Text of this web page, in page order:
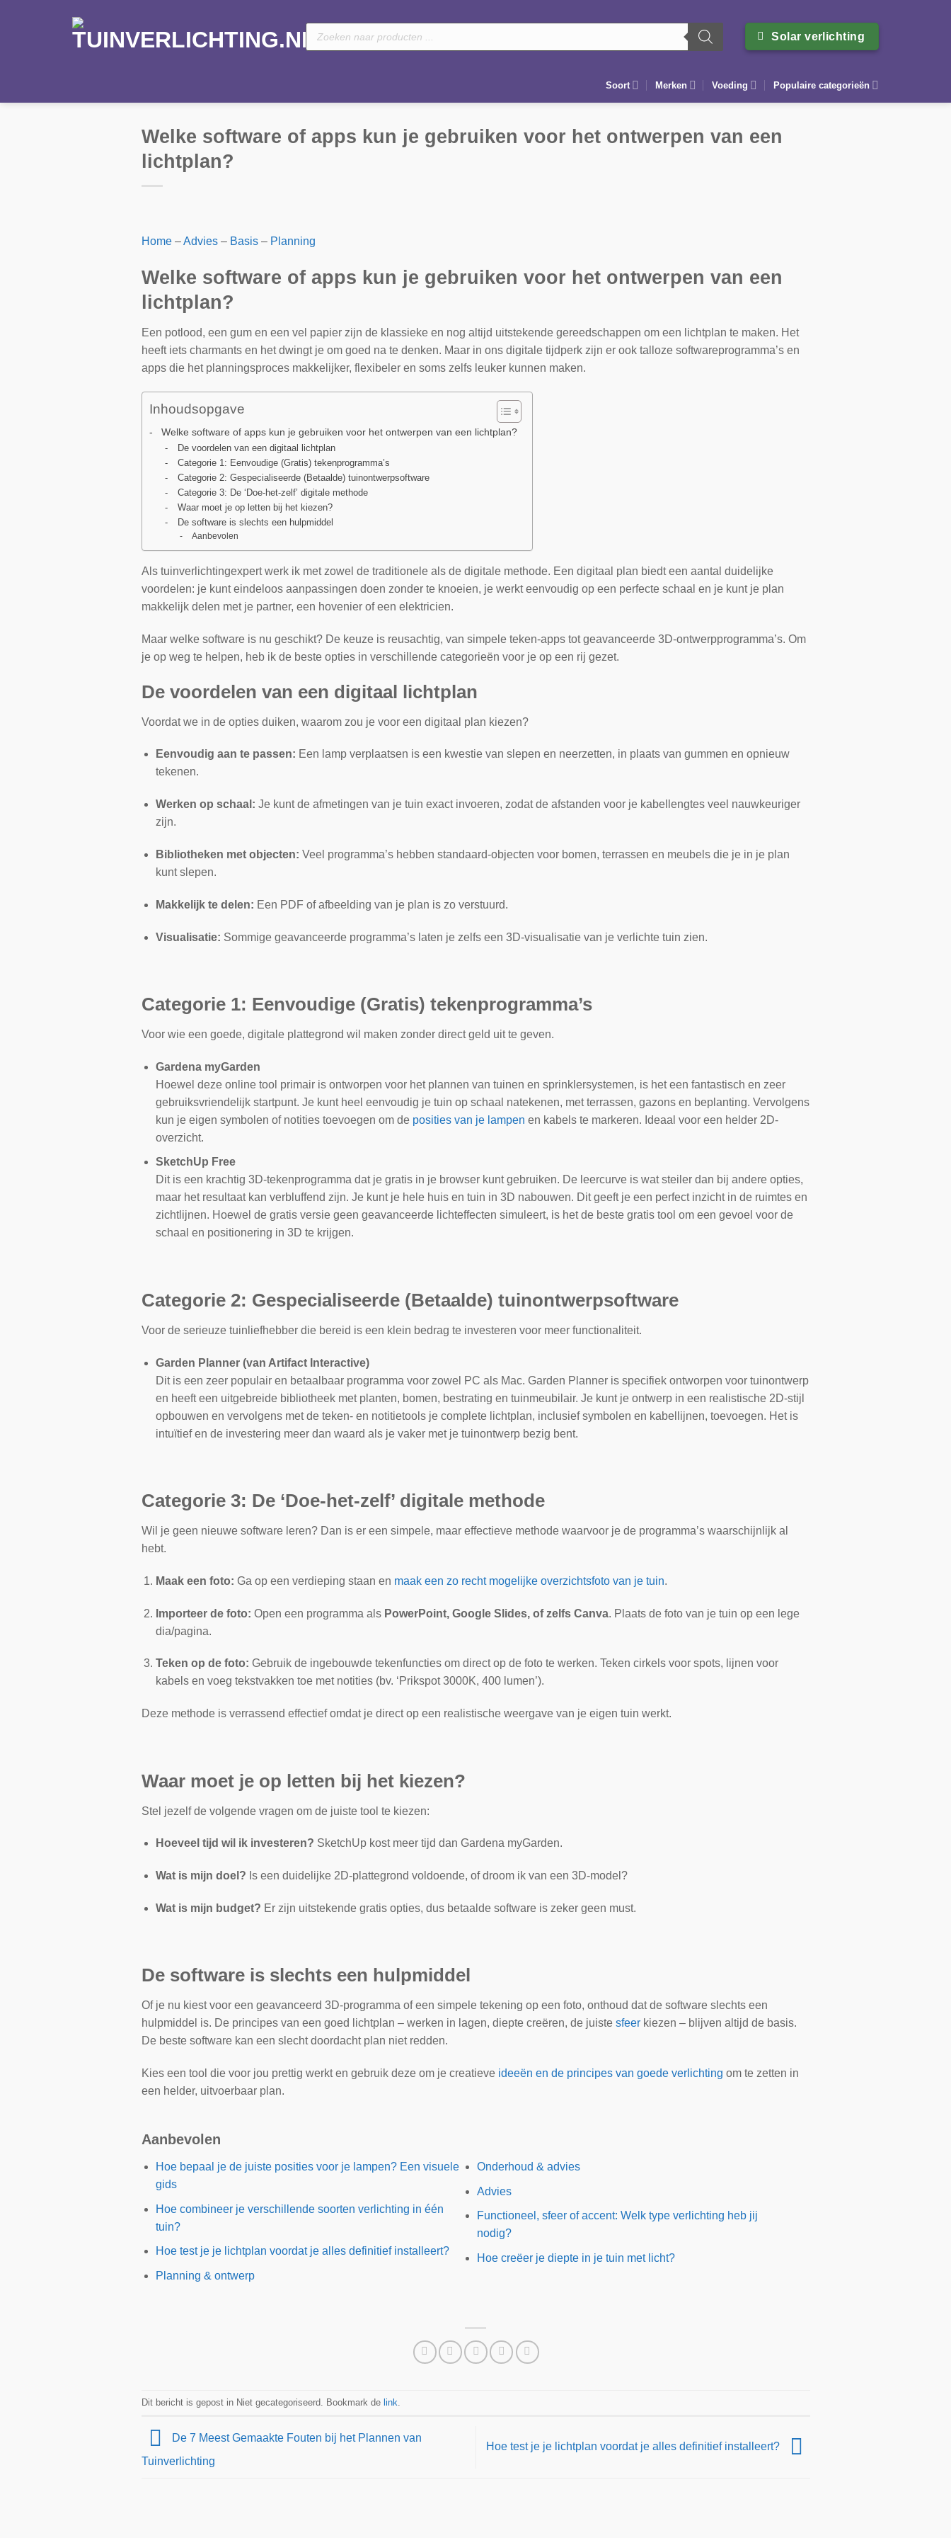
Producten
zoeken
Solar verlichting
Soort Merken Voeding Populaire categorieën
Welke software of apps kun je gebruiken voor het ontwerpen van een
lichtplan?
Home–Advies– Basis– Planning
Welke software of apps kun je gebruiken voor het ontwerpen van een
lichtplan?
Een potlood, een gum en een vel papier zijn de klassieke en nog altijd uitstekende gereedschappen om een lichtplan te maken. Het
heeft iets charmants en het dwingt je om goed na te denken. Maar in ons digitale tijdperk zijn er ook talloze softwareprogramma’s en
apps die het planningsproces makkelijker, flexibeler en soms zelfs leuker kunnen maken.
Inhoudsopgave
Welke software of apps kun je gebruiken voor het ontwerpen van een lichtplan?
De voordelen van een digitaal lichtplan
Categorie 1: Eenvoudige (Gratis) tekenprogramma’s
Categorie 2: Gespecialiseerde (Betaalde) tuinontwerpsoftware
Categorie 3: De ‘Doe-het-zelf’ digitale methode
Waar moet je op letten bij het kiezen?
De software is slechts een hulpmiddel
Aanbevolen
Als tuinverlichtingexpert werk ik met zowel de traditionele als de digitale methode. Een digitaal plan biedt een aantal duidelijke
voordelen: je kunt eindeloos aanpassingen doen zonder te knoeien, je werkt eenvoudig op een perfecte schaal en je kunt je plan
makkelijk delen met je partner, een hovenier of een elektricien.
Maar welke software is nu geschikt? De keuze is reusachtig, van simpele teken-apps tot geavanceerde 3D-ontwerpprogramma’s. Om
je op weg te helpen, heb ik de beste opties in verschillende categorieën voor je op een rij gezet.
De voordelen van een digitaal lichtplan
Voordat we in de opties duiken, waarom zou je voor een digitaal plan kiezen?
Eenvoudig aan te passen: Een lamp verplaatsen is een kwestie van slepen en neerzetten, in plaats van gummen en opnieuw
tekenen.
Werken op schaal: Je kunt de afmetingen van je tuin exact invoeren, zodat de afstanden voor je kabellengtes veel nauwkeuriger
zijn.
Bibliotheken met objecten: Veel programma’s hebben standaard-objecten voor bomen, terrassen en meubels die je in je plan
kunt slepen.
Makkelijk te delen: Een PDF of afbeelding van je plan is zo verstuurd.
Visualisatie: Sommige geavanceerde programma’s laten je zelfs een 3D-visualisatie van je verlichte tuin zien.
Categorie 1: Eenvoudige (Gratis) tekenprogramma’s
Voor wie een goede, digitale plattegrond wil maken zonder direct geld uit te geven.
Gardena myGarden
Hoewel deze online tool primair is ontworpen voor het plannen van tuinen en sprinklersystemen, is het een fantastisch en zeer
gebruiksvriendelijk startpunt. Je kunt heel eenvoudig je tuin op schaal natekenen, met terrassen, gazons en beplanting. Vervolgens
kun je eigen symbolen of notities toevoegen om de posities van je lampen en kabels te markeren. Ideaal voor een helder 2D-
overzicht.
SketchUp Free
Dit is een krachtig 3D-tekenprogramma dat je gratis in je browser kunt gebruiken. De leercurve is wat steiler dan bij andere opties,
maar het resultaat kan verbluffend zijn. Je kunt je hele huis en tuin in 3D nabouwen. Dit geeft je een perfect inzicht in de ruimtes en
zichtlijnen. Hoewel de gratis versie geen geavanceerde lichteffecten simuleert, is het de beste gratis tool om een gevoel voor de
schaal en positionering in 3D te krijgen.
Categorie 2: Gespecialiseerde (Betaalde) tuinontwerpsoftware
Voor de serieuze tuinliefhebber die bereid is een klein bedrag te investeren voor meer functionaliteit.
Garden Planner (van Artifact Interactive)
Dit is een zeer populair en betaalbaar programma voor zowel PC als Mac. Garden Planner is specifiek ontworpen voor tuinontwerp
en heeft een uitgebreide bibliotheek met planten, bomen, bestrating en tuinmeubilair. Je kunt je ontwerp in een realistische 2D-stijl
opbouwen en vervolgens met de teken- en notitietools je complete lichtplan, inclusief symbolen en kabellijnen, toevoegen. Het is
intuïtief en de investering meer dan waard als je vaker met je tuinontwerp bezig bent.
Categorie 3: De ‘Doe-het-zelf’ digitale methode
Wil je geen nieuwe software leren? Dan is er een simpele, maar effectieve methode waarvoor je de programma’s waarschijnlijk al
hebt.
Maak een foto: Ga op een verdieping staan en maak een zo recht mogelijke overzichtsfoto van je tuin.
Importeer de foto: Open een programma als PowerPoint, Google Slides, of zelfs Canva. Plaats de foto van je tuin op een lege
dia/pagina.
Teken op de foto: Gebruik de ingebouwde tekenfuncties om direct op de foto te werken. Teken cirkels voor spots, lijnen voor
kabels en voeg tekstvakken toe met notities (bv. ‘Prikspot 3000K, 400 lumen’).
Deze methode is verrassend effectief omdat je direct op een realistische weergave van je eigen tuin werkt.
Waar moet je op letten bij het kiezen?
Stel jezelf de volgende vragen om de juiste tool te kiezen:
Hoeveel tijd wil ik investeren? SketchUp kost meer tijd dan Gardena myGarden.
Wat is mijn doel? Is een duidelijke 2D-plattegrond voldoende, of droom ik van een 3D-model?
Wat is mijn budget? Er zijn uitstekende gratis opties, dus betaalde software is zeker geen must.
De software is slechts een hulpmiddel
Of je nu kiest voor een geavanceerd 3D-programma of een simpele tekening op een foto, onthoud dat de software slechts een
hulpmiddel is. De principes van een goed lichtplan – werken in lagen, diepte creëren, de juiste sfeerkiezen – blijven altijd de basis.
De beste software kan een slecht doordacht plan niet redden.
Kies een tool die voor jou prettig werkt en gebruik deze om je creatieve ideeën en de principes van goede verlichting om te zetten in
een helder, uitvoerbaar plan.
Aanbevolen
Hoe bepaal je de juiste posities voor je lampen? Een visuele
gids
Hoe combineer je verschillende soorten verlichting in één
tuin?
Hoe test je je lichtplan voordat je alles definitief installeert?
Planning & ontwerp
Onderhoud & advies
Advies
Functioneel, sfeer of accent: Welk type verlichting heb jij
nodig?
Hoe creëer je diepte in je tuin met licht?
Dit bericht is gepost in Niet gecategoriseerd. Bookmark de link
De 7 Meest Gemaakte Fouten bij het Plannen van
Tuinverlichting
Hoe test je je lichtplan voordat je alles definitief installeert?